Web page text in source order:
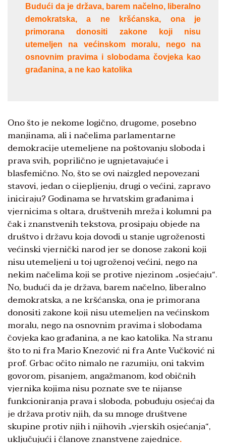
Budući da je država, barem načelno, liberalno
demokratska, a ne kršćanska, ona je
primorana donositi zakone koji nisu
utemeljen na većinskom moralu, nego na
osnovnim pravima i slobodama čovjeka kao
građanina, a ne kao katolika
Ono što je nekome logično, drugome, posebno
manjinama, ali i načelima parlamentarne
demokracije utemeljene na poštovanju sloboda i
prava svih, poprilično je ugnjetavajuće i
blasfemično. No, što se ovi naizgled nepovezani
stavovi, jedan o cijepljenju, drugi o većini, zapravo
iniciraju? Godinama se hrvatskim građanima i
vjernicima s oltara, društvenih mreža i kolumni pa
čak i znanstvenih tekstova, prosipaju objede na
društvo i državu koja dovodi u stanje ugroženosti
većinski vjernički narod jer se donose zakoni koji
nisu utemeljeni u toj ugroženoj većini, nego na
nekim načelima koji se protive njezinom „osjećaju“.
No, budući da je država, barem načelno, liberalno
demokratska, a ne kršćanska, ona je primorana
donositi zakone koji nisu utemeljen na većinskom
moralu, nego na osnovnim pravima i slobodama
čovjeka kao građanina, a ne kao katolika. Na stranu
što to ni fra Mario Knezović ni fra Ante Vučković ni
prof. Grbac očito nimalo ne razumiju, oni takvim
govorom, pisanjem, angažmanom, kod običnih
vjernika kojima nisu poznate sve te nijanse
funkcioniranja prava i sloboda, pobuđuju osjećaj da
je država protiv njih, da su mnoge društvene
skupine protiv njih i njihovih „vjerskih osjećanja“,
uključujući i članove znanstvene zajednice.